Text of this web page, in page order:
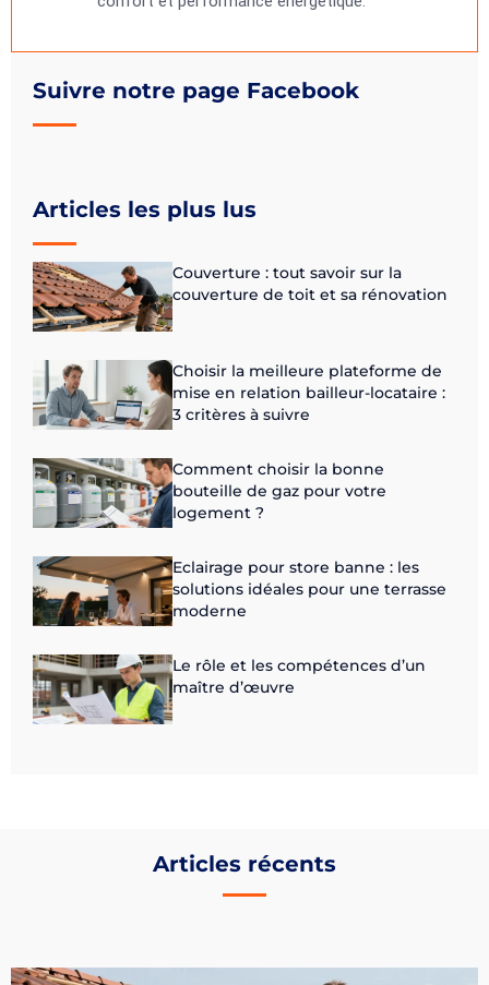
Suivre notre page Facebook
Articles les plus lus
Couverture : tout savoir sur la
couverture de toit et sa rénovation
Choisir la meilleure plateforme de
mise en relation bailleur-locataire :
3 critères à suivre
Comment choisir la bonne
bouteille de gaz pour votre
logement ?
Eclairage pour store banne : les
solutions idéales pour une terrasse
moderne
Le rôle et les compétences d’un
maître d’œuvre
Articles récents